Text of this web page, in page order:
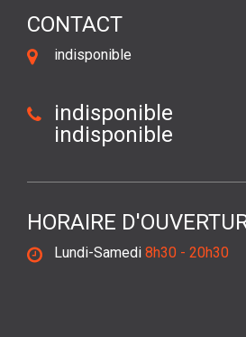
CONTACT
indisponible
indisponible
indisponible
HORAIRE
Lundi-Samedi 8h30 - 20h30